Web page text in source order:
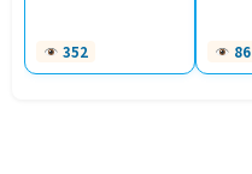
352 86